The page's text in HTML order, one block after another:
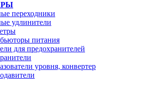
переходники
удлинители
питания
для предохранителей
уровня, конвертер